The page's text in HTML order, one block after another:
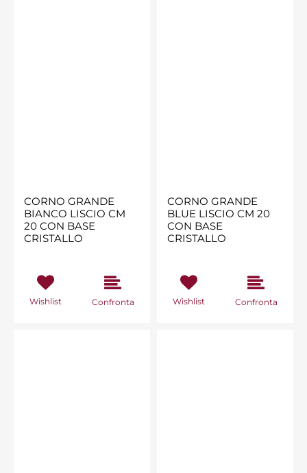
CORNO GRANDE
BIANCO LISCIO CM
20 CON BASE
CRISTALLO
Wishlist Confronta
CORNO GRANDE
BLUE LISCIO CM 20
CON BASE
CRISTALLO
Wishlist Confronta